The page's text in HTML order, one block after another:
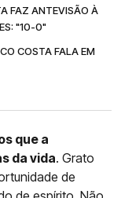
FAZ ANTEVISÃO À
"10-0"
COSTA FALA EM
que a
da vida. Grato
de